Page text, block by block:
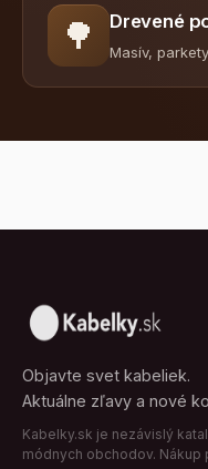
🌳 Drevené
Masív,
Objavte svet kabeliek.
Aktuálne zľavy a nové
Kabelky.sk je nezávislý
módnych obchodov. Nákup